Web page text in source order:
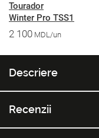
Tourador
Winter Pro TSS1
2 100 MDL/un
Descriere
Recenzii